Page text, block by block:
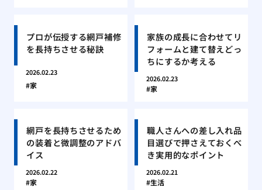
プロが伝授する網戸補修
を長持ちさせる秘訣
2026.02.23
家
家族の成長に合わせてリ
フォームと建て替えどっ
ちにするか考える
2026.02.23
家
網戸を長持ちさせるため
の装着と微調整のアドバ
イス
2026.02.22
家
職人さんへの差し入れ品
目選びで押さえておくべ
き実用的なポイント
2026.02.21
生活